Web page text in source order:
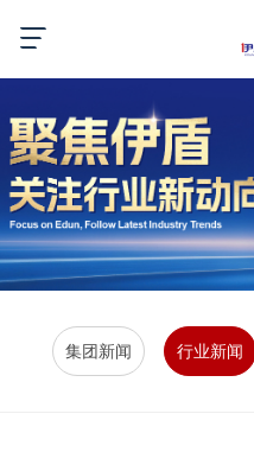
集团新闻 行业新闻